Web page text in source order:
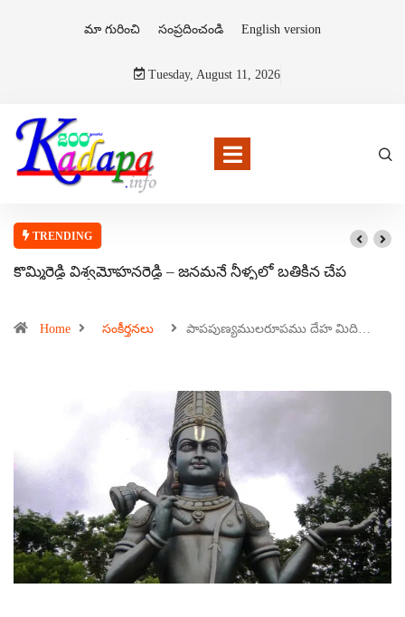
మా గురించి సంప్రదించండి English version
Tuesday, August 11, 2026
TRENDING
కొమ్మిరెడ్డి విశ్వమోహనరెడ్డి – జనమనే నీళ్ళలో బతికిన చేప
Home సంకీర్తనలు పాపపుణ్యములరూపము దేహ మిది…